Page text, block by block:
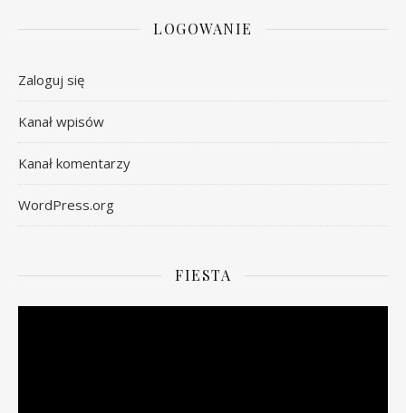
LOGOWANIE
Zaloguj się
Kanał wpisów
Kanał komentarzy
WordPress.org
FIESTA